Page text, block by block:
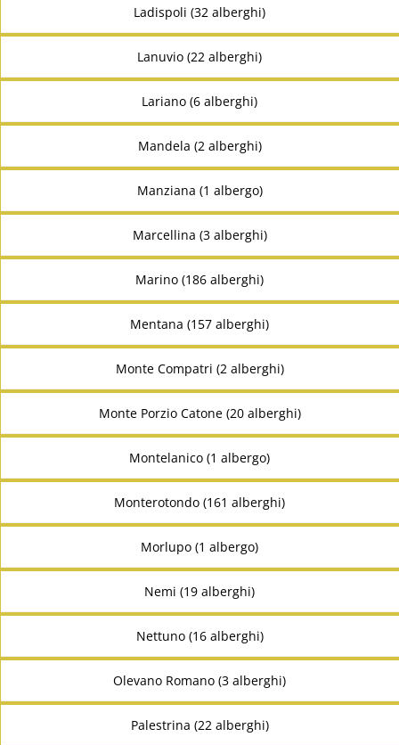
Ladispoli (32 alberghi)
Lanuvio (22 alberghi)
Lariano (6 alberghi)
Mandela (2 alberghi)
Manziana (1 albergo)
Marcellina (3 alberghi)
Marino (186 alberghi)
Mentana (157 alberghi)
Monte Compatri (2 alberghi)
Monte Porzio Catone (20 alberghi)
Montelanico (1 albergo)
Monterotondo (161 alberghi)
Morlupo (1 albergo)
Nemi (19 alberghi)
Nettuno (16 alberghi)
Olevano Romano (3 alberghi)
Palestrina (22 alberghi)